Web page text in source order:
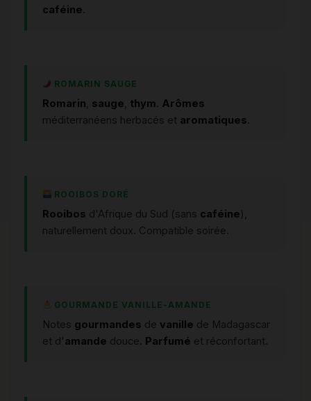
caféine
ROMARIN SAUGE
Romarin, sauge, thym Arômes
méditerranéens herbacés et aromatiques
ROOIBOS DORÉ
Rooibos d'Afrique du Sud (sans caféine),
naturellement doux. Compatible soirée.
GOURMANDE VANILLE-AMANDE
Notes gourmandes de vanille de Madagascar
et d'amande douce. Parfumé et réconfortant.